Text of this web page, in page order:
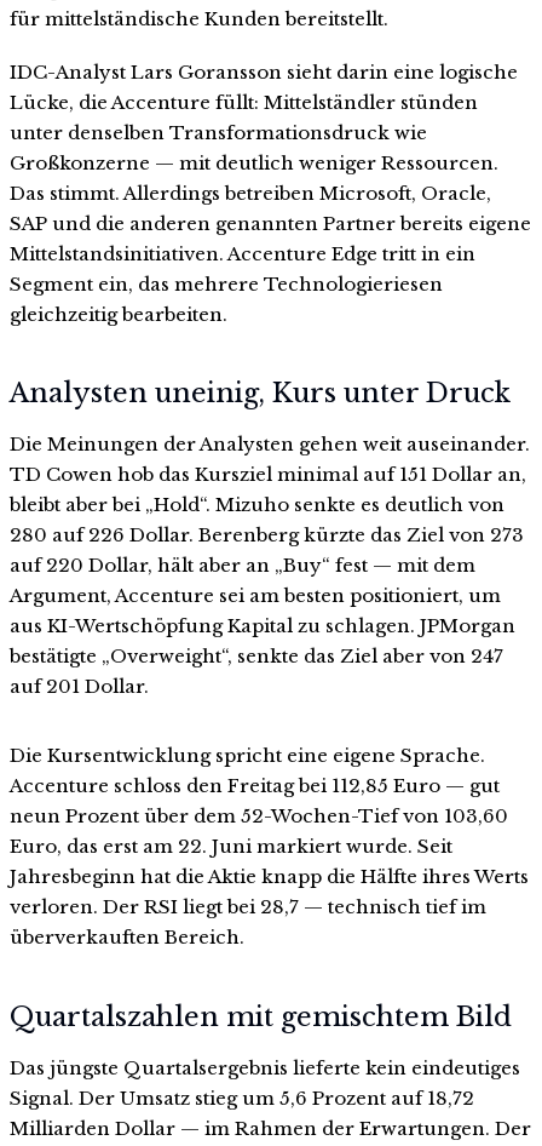
für mittelständische Kunden bereitstellt.
IDC-Analyst Lars Goransson sieht darin eine logische
Lücke, die Accenture füllt: Mittelständler stünden
unter denselben Transformationsdruck wie
Großkonzerne — mit deutlich weniger Ressourcen.
Das stimmt. Allerdings betreiben Microsoft, Oracle,
SAP und die anderen genannten Partner bereits eigene
Mittelstandsinitiativen. Accenture Edge tritt in ein
Segment ein, das mehrere Technologieriesen
gleichzeitig bearbeiten.
Analysten uneinig, Kurs unter Druck
Die Meinungen der Analysten gehen weit auseinander.
TD Cowen hob das Kursziel minimal auf 151 Dollar an,
bleibt aber bei „Hold“. Mizuho senkte es deutlich von
280 auf 226 Dollar. Berenberg kürzte das Ziel von 273
auf 220 Dollar, hält aber an „Buy“ fest — mit dem
Argument, Accenture sei am besten positioniert, um
aus KI-Wertschöpfung Kapital zu schlagen. JPMorgan
bestätigte „Overweight“, senkte das Ziel aber von 247
auf 201 Dollar.
Die Kursentwicklung spricht eine eigene Sprache.
Accenture schloss den Freitag bei 112,85 Euro — gut
neun Prozent über dem 52-Wochen-Tief von 103,60
Euro, das erst am 22. Juni markiert wurde. Seit
Jahresbeginn hat die Aktie knapp die Hälfte ihres Werts
verloren. Der RSI liegt bei 28,7 — technisch tief im
überverkauften Bereich.
Quartalszahlen mit gemischtem Bild
Das jüngste Quartalsergebnis lieferte kein eindeutiges
Signal. Der Umsatz stieg um 5,6 Prozent auf 18,72
Milliarden Dollar — im Rahmen der Erwartungen. Der